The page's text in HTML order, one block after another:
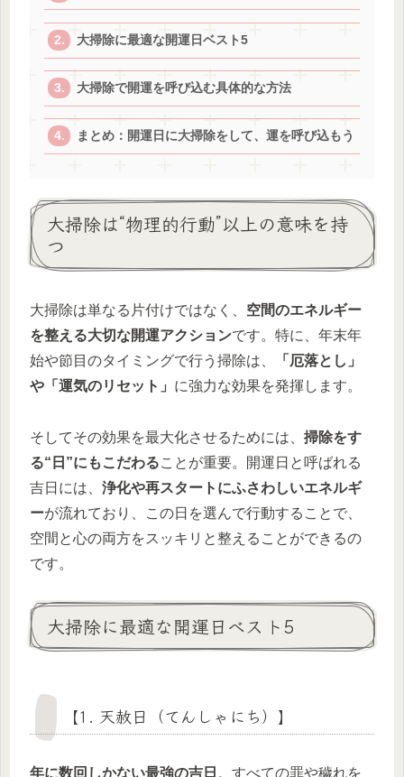
大掃除に最適な開運日ベスト5
大掃除で開運を呼び込む具体的な方法
まとめ：開運日に大掃除をして、運を呼び込もう
大掃除は“物理的行動”以上の意味を持
つ
大掃除は単なる片付けではなく、 空間のエネルギー
を整える大切な開運アクションです。特に、年末年
始や節目のタイミングで行う掃除は、
「厄落とし」
や「運気のリセット」 に強力な効果を発揮します。
そしてその効果を最大化させるためには、 掃除をす
る“日”にもこだわることが重要。開運日と呼ばれる
吉日には、 浄化や再スタートにふさわしいエネルギ
ーが流れており、この日を選んで行動することで、
空間と心の両方をスッキリと整えることができるの
です。
大掃除に最適な開運日ベスト5
【1. 天赦日（てんしゃにち）】
年に数回しかない最強の吉日 。すべての罪や穢れを